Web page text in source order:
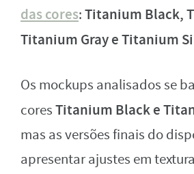
das cores:Titanium Black,
Titanium Gray e Titanium
Os mockups analisados se
coresTitanium Black e
mas as versões finais do
apresentar ajustes em